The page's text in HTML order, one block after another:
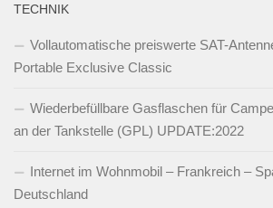
TECHNIK
Vollautomatische preiswerte SAT-
Portable Exclusive Classic
Wiederbefüllbare Gasflaschen für
an der Tankstelle (GPL) UPDATE:2022
Internet im Wohnmobil – Frankreich –
Deutschland